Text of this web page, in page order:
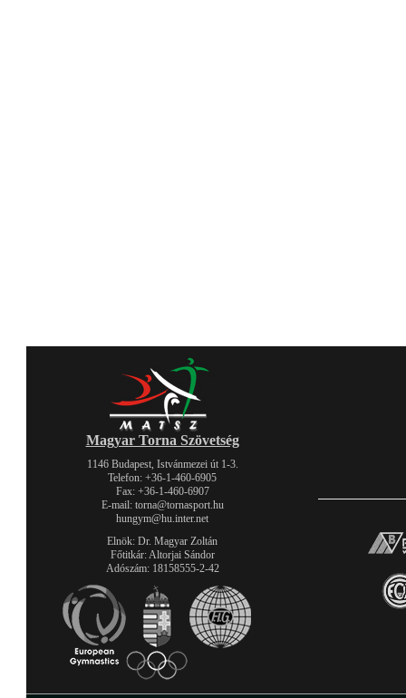
Magyar Torna Szövetség
1146 Budapest, Istvánmezei út 1-3.
Telefon: +36-1-460-6905
Fax: +36-1-460-6907
E-mail: torna@tornasport.hu
hungym@hu.inter.net
Elnök: Dr. Magyar Zoltán
Főtitkár: Altorjai Sándor
Adószám: 18158555-2-42